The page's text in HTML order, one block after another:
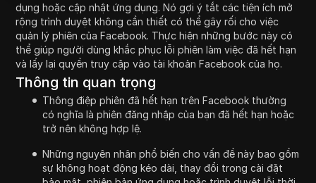
dụng hoặc cập nhật ứng dụng. Nó gợi ý tắt các tiện ích mở
rộng trình duyệt không cần thiết có thể gây rối cho việc
quản lý phiên của Facebook. Thực hiện những bước này có
thể giúp người dùng khắc phục lỗi phiên làm việc đã hết hạn
và lấy lại quyền truy cập vào tài khoản Facebook của họ.
Thông tin quan trọng
Thông điệp phiên đã hết hạn trên Facebook thường
có nghĩa là phiên đăng nhập của bạn đã hết hạn hoặc
trở nên không hợp lệ.
Những nguyên nhân phổ biến cho vấn đề này bao gồm
sự không hoạt động kéo dài, thay đổi trong cài đặt